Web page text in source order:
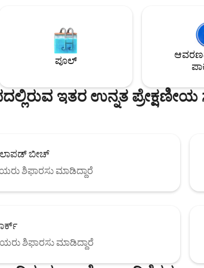
ವಿಸ್ತರಿಸಲು
ಎಂದು
ಮಧುಚಂದ್ರ, ಪ್ರಣಯ ವಿಹಾರಕ್ಕೆ ಅಥವಾ
ರೋಮಾಂಚಕ ಸ್ಥಳದಲ್ಲಿ ಆಹ್ಲಾದಕರ
ಸೂಕ್ತವಾಗಿದೆ.
ಪೂಲ್
ಇತರ ಉನ್ನತ ಪ್ರೇಕ್ಷಣೀಯ
ಬೀಚ್
ಶಿಫಾರಸು ಮಾಡಿದ್ದಾರೆ
ಶಿಫಾರಸು ಮಾಡಿದ್ದಾರೆ